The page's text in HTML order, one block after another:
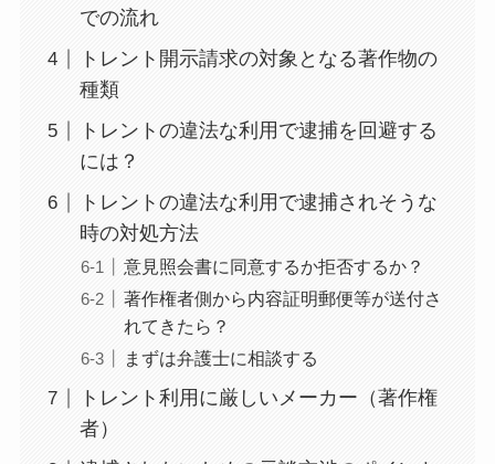
での流れ
トレント開示請求の対象となる著作物の
種類
トレントの違法な利用で逮捕を回避する
には？
トレントの違法な利用で逮捕されそうな
時の対処方法
意見照会書に同意するか拒否するか？
著作権者側から内容証明郵便等が送付さ
れてきたら？
まずは弁護士に相談する
トレント利用に厳しいメーカー（著作権
者）